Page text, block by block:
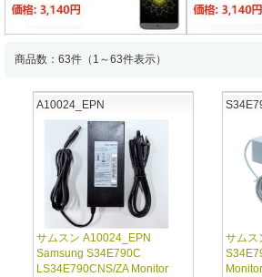
商品数：63件（1～63件表示）
A10024_EPN
サムスン A10024_EPN
Samsung S34E790C
LS34E790CNS/ZA Monitor
サムス
Monitor